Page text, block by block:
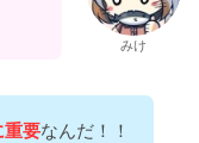
みけ
重要なんだ！！